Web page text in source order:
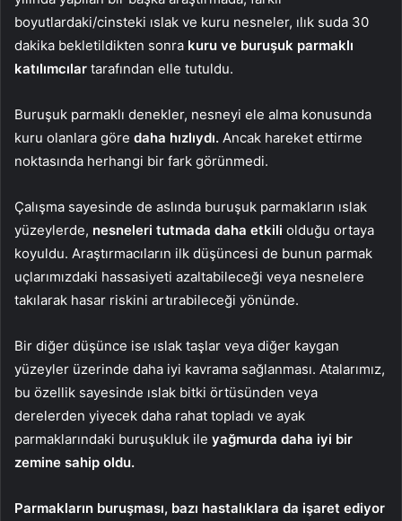
boyutlardaki/cinsteki ıslak ve kuru nesneler, ılık suda 30
dakika bekletildikten sonra kuru ve buruşuk parmaklı
katılımcılar tarafından elle tutuldu.
Buruşuk parmaklı denekler, nesneyi ele alma konusunda
kuru olanlara göre daha hızlıydı. Ancak hareket ettirme
noktasında herhangi bir fark görünmedi.
Çalışma sayesinde de aslında buruşuk parmakların ıslak
yüzeylerde, nesneleri tutmada daha etkili olduğu ortaya
koyuldu. Araştırmacıların ilk düşüncesi de bunun parmak
uçlarımızdaki hassasiyeti azaltabileceği veya nesnelere
takılarak hasar riskini artırabileceği yönünde.
Bir diğer düşünce ise ıslak taşlar veya diğer kaygan
yüzeyler üzerinde daha iyi kavrama sağlanması. Atalarımız,
bu özellik sayesinde ıslak bitki örtüsünden veya
derelerden yiyecek daha rahat topladı ve ayak
parmaklarındaki buruşukluk ile yağmurda daha iyi bir
zemine sahip oldu.
Parmakların buruşması, bazı hastalıklara da işaret ediyor